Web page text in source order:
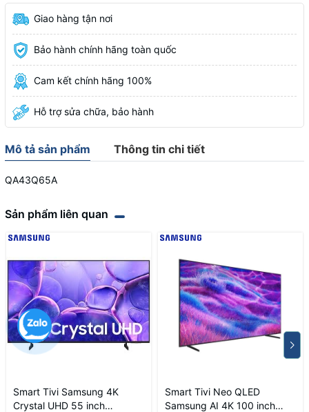
Giao hàng tận nơi
Bảo hành chính hãng toàn quốc
Cam kết chính hãng 100%
Hỗ trợ sửa chữa, bảo hành
Mô tả sản phẩm Thông tin chi tiết
QA43Q65A
Sản phẩm liên quan
Smart Tivi Samsung 4K
Crystal UHD 55 inch
Smart Tivi Neo QLED
Samsung AI 4K 100 inch